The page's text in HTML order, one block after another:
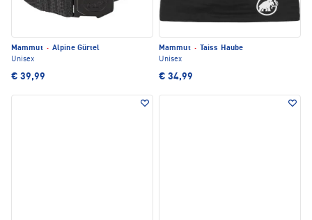
Mammut · Alpine Gürtel
Unisex
€ 39,99
Mammut ·
Taiss Haube
Unisex
€ 34,99